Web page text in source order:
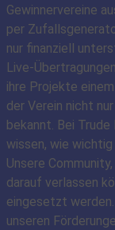
Gewinnervereine
per
nur finanziell
Live-
ihre Projekte
der Verein nicht
bekannt. Bei
wissen, wie
Unsere
darauf verlassen
eingesetzt
unseren